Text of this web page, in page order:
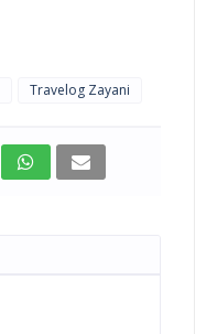
Travelog Zayani